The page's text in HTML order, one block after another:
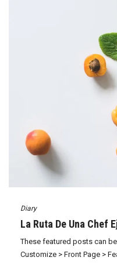
Diary
La Ruta De Una Chef
These featured posts can
Customize > Front Page >